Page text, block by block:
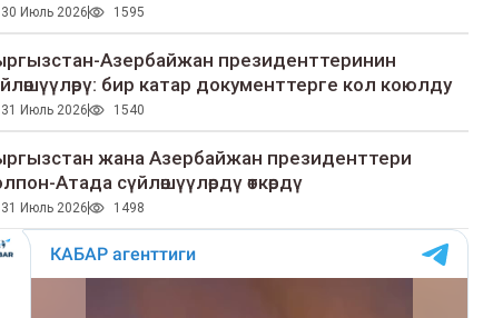
30 Июль 2026 1595
Азербайжан президенттеринин
бир катар документтерге кол коюлду
31 Июль 2026 1540
жана Азербайжан президенттери
Атада сүйлөшүүлөрдү өткөрдү
31 Июль 2026 1498